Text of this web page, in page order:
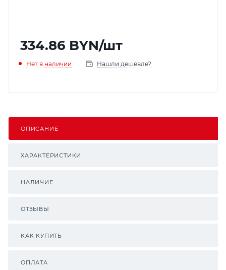
334.86 BYN/шт
Нет в наличии Нашли дешевле?
ОПИСАНИЕ
ХАРАКТЕРИСТИКИ
НАЛИЧИЕ
ОТЗЫВЫ
КАК КУПИТЬ
ОПЛАТА